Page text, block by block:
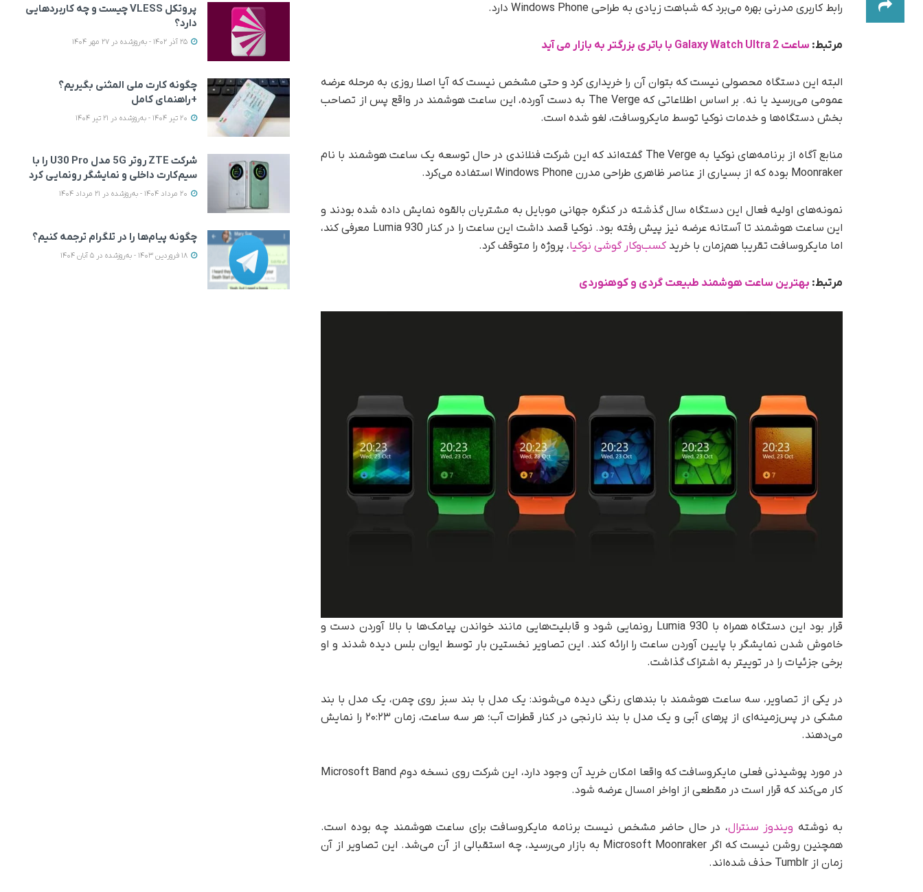
رابط کاربری مدرنی بهره می‌برد که شباهت زیادی به طراحی Windows Phone دارد.
مرتبط: ساعت Galaxy Watch Ultra 2 با باتری بزرگتر به بازار می آید
البته این دستگاه محصولی نیست که بتوان آن را خریداری کرد و حتی مشخص نیست که آیا اصلا روزی به مرحله عرضه
عمومی می‌رسید یا نه. بر اساس اطلاعاتی که The Verge به دست آورده، این ساعت هوشمند در واقع پس از تصاحب
بخش دستگاه‌ها و خدمات نوکیا توسط مایکروسافت، لغو شده است.
منابع آگاه از برنامه‌های نوکیا به The Verge گفته‌اند که این شرکت فنلاندی در حال توسعه یک ساعت هوشمند با نام
Moonraker بوده که از بسیاری از عناصر ظاهری طراحی مدرن Windows Phone استفاده می‌کرد.
نمونه‌های اولیه فعال این دستگاه سال گذشته در کنگره جهانی موبایل به مشتریان بالقوه نمایش داده شده بودند و
این ساعت هوشمند تا آستانه عرضه نیز پیش رفته بود. نوکیا قصد داشت این ساعت را در کنار Lumia 930 معرفی کند،
اما مایکروسافت تقریبا هم‌زمان با خریدکسب‌وکار گوشی نوکیا، پروژه را متوقف کرد.
مرتبط: بهترین ساعت هوشمند طبیعت گردی و کوهنوردی
قرار بود این دستگاه همراه با Lumia 930 رونمایی شود و قابلیت‌هایی مانند خواندن پیامک‌ها با بالا آوردن دست و
خاموش شدن نمایشگر با پایین آوردن ساعت را ارائه کند. این تصاویر نخستین بار توسط ایوان بلس دیده شدند و او
برخی جزئیات را در توییتر به اشتراک گذاشت.
در یکی از تصاویر، سه ساعت هوشمند با بندهای رنگی دیده می‌شوند: یک مدل با بند سبز روی چمن، یک مدل با بند
مشکی در پس‌زمینه‌ای از پرهای آبی و یک مدل با بند نارنجی در کنار قطرات آب؛ هر سه ساعت، زمان ۲۰:۲۳ را نمایش
می‌دهند.
در مورد پوشیدنی فعلی مایکروسافت که واقعا امکان خرید آن وجود دارد، این شرکت روی نسخه دوم Microsoft Band
کار می‌کند که قرار است در مقطعی از اواخر امسال عرضه شود.
به نوشته ویندوز سنترال، در حال حاضر مشخص نیست برنامه مایکروسافت برای ساعت هوشمند چه بوده است.
همچنین روشن نیست که اگر Microsoft Moonraker به بازار می‌رسید، چه استقبالی از آن می‌شد. این تصاویر از آن
زمان از Tumblr حذف شده‌اند.
پروتکل VLESS چیست و چه کاربردهایی
دارد؟
چگونه کارت ملی المثنی بگیریم؟
+راهنمای کامل
شرکت ZTE روتر 5G مدل U30 Pro را با
سیم‌کارت داخلی و نمایشگر رونمایی کرد
چگونه پیام‌ها را در تلگرام ترجمه کنیم؟